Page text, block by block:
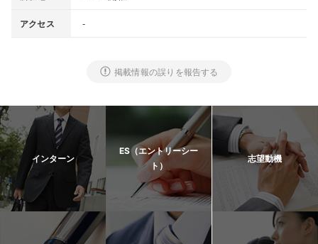
アクセス -
掲載情報の誤りを報告する
インターン
ES（エントリーシー
ト）
志望動機